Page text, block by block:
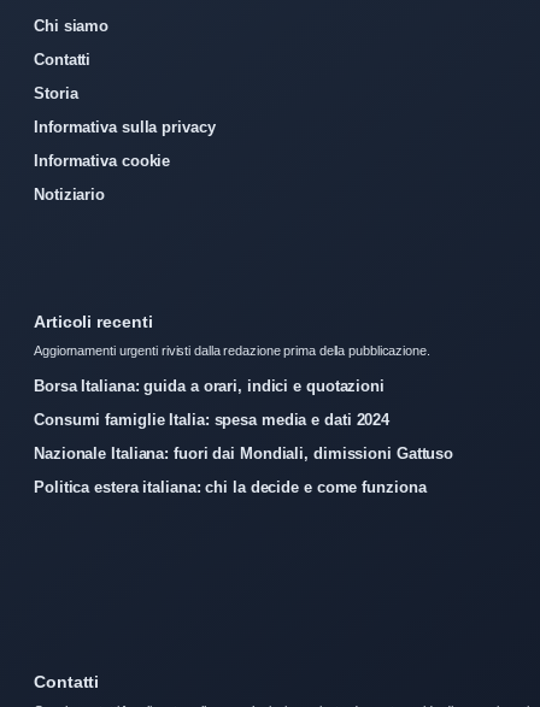
Chi siamo
Contatti
Storia
Informativa sulla privacy
Informativa cookie
Notiziario
Articoli recenti
Aggiornamenti urgenti rivisti dalla redazione prima della pubblicazione.
Borsa Italiana: guida a orari, indici e quotazioni
Consumi famiglie Italia: spesa media e dati 2024
Nazionale Italiana: fuori dai Mondiali, dimissioni Gattuso
Politica estera italiana: chi la decide e come funziona
Contatti